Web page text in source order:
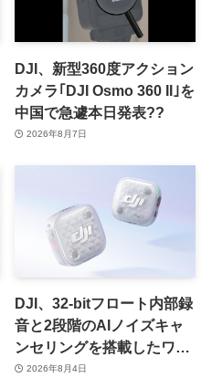
DJI、新型360度アクション
カメラ｢DJI Osmo 360 II｣を
中国で急遽本日発表??
2026年8月7日
DJI、32-bitフロート内部録
音と2段階のAIノイズキャ
ンセリングを搭載したワイ
ヤレスマイク｢DJI Mic Mini
2026年8月4日